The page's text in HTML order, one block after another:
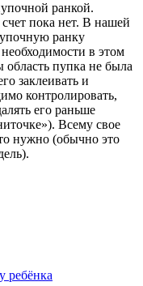
ранкой.
пока нет. В нашей
ранку
в этом
область пупка не была
заклеивать и
контролировать,
его раньше
Всему свое
нужно (обычно это
ребёнка